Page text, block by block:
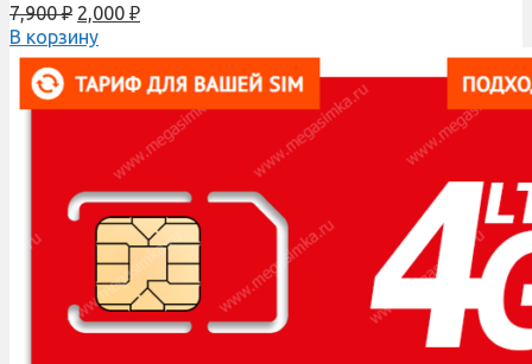
7,900₽ 2,000 ₽
В корзину